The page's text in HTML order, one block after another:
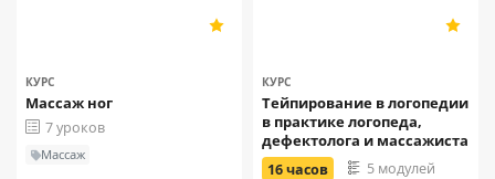
КУРС
Массаж ног
7 уроков
Массаж
КУРС
Тейпирование в логопедии
в практике логопеда,
дефектолога и массажиста
16 часов
5 модулей